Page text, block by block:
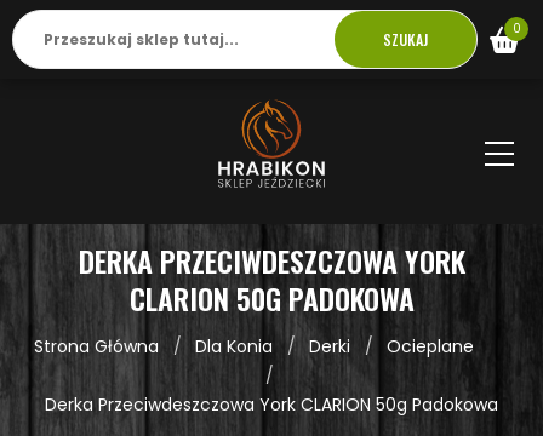
SZUKAJ 0
DERKA PRZECIWDESZCZOWA YORK
CLARION 50G PADOKOWA
Strona Główna Dla Konia Derki Ocieplane
Derka Przeciwdeszczowa York CLARION 50g Padokowa